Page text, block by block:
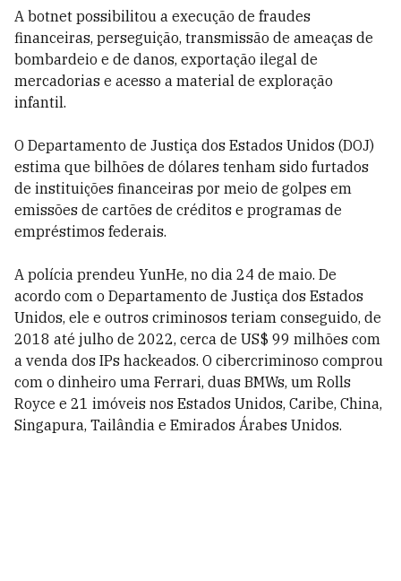
A botnet possibilitou a execução de fraudes
financeiras, perseguição, transmissão de ameaças de
bombardeio e de danos, exportação ilegal de
mercadorias e acesso a material de exploração
infantil.
O Departamento de Justiça dos Estados Unidos (DOJ)
estima que bilhões de dólares tenham sido furtados
de instituições financeiras por meio de golpes em
emissões de cartões de créditos e programas de
empréstimos federais.
A polícia prendeu YunHe, no dia 24 de maio. De
acordo com o Departamento de Justiça dos Estados
Unidos, ele e outros criminosos teriam conseguido, de
2018 até julho de 2022, cerca de US$ 99 milhões com
a venda dos IPs hackeados. O cibercriminoso comprou
com o dinheiro uma Ferrari, duas BMWs, um Rolls
Royce e 21 imóveis nos Estados Unidos, Caribe, China,
Singapura, Tailândia e Emirados Árabes Unidos.